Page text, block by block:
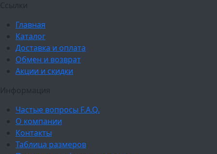
Ссылки
Главная
Каталог
Доставка и оплата
Обмен и возврат
Акции и скидки
Информация
Частые вопросы F.A.Q.
О компании
Контакты
Таблица размеров